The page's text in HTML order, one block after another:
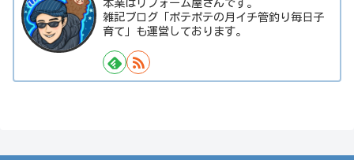
本業はリフォーム屋さんです。
雑記ブログ「ポテポテの月イチ管釣り毎日子
育て」も運営しております。